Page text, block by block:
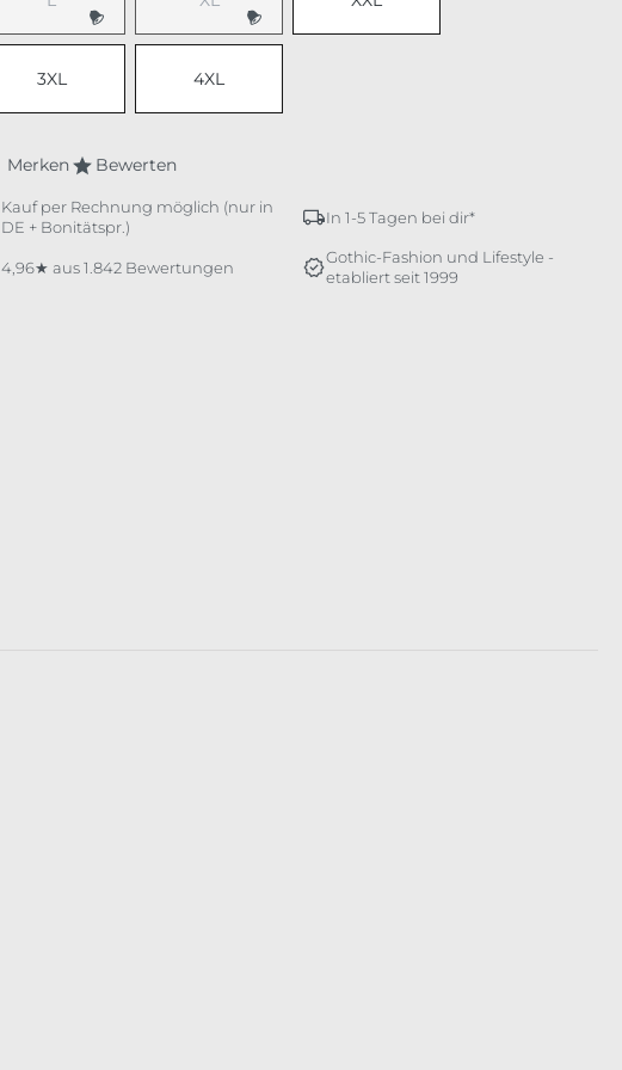
(Diese Option ist zurzeit nicht verfügbar.)(Diese Option ist zurzeit nicht verfügbar.)
3XL 4XL
Merken Bewerten
Kauf per Rechnung möglich (nur in
DE + Bonitätspr.)
In 1-5 Tagen bei dir*
4,96★ aus 1.842 Bewertungen
Gothic-Fashion und Lifestyle -
etabliert seit 1999